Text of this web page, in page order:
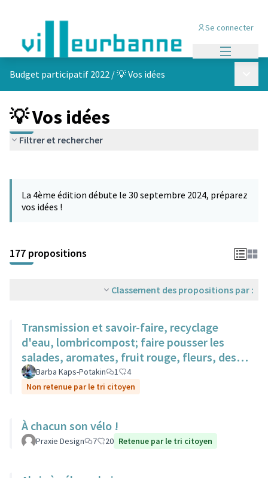
Se connecter
Budget participatif 2022 /💡 Vos idées
💡 Vos idées
Filtrer et rechercher
−
La 4ème édition débute le 30 septembre 2024, préparez
vos idées !
177 propositions
Classement des propositions par :
Transmission et savoir-faire, recyclage
d'eau, lombricompost; faire pousser les
salades, aromates, fruit rouge, fleurs, des
surfaces sur des toits.
Barba Kaps-Potakin 1
4
Non retenue par le tri citoyen
À chacun son vélo !
Praxie Design 7 20 Retenue par le tri citoyen